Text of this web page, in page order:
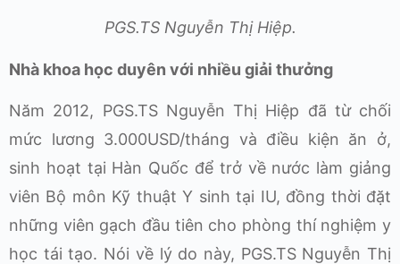
PGS.TS Nguyễn Thị Hiệp.
Nhà khoa học duyên với nhiều giải thưởng
Năm 2012, PGS.TS Nguyễn Thị Hiệp đã từ chối
mức lương 3.000USD/tháng và điều kiện ăn ở,
sinh hoạt tại Hàn Quốc để trở về nước làm giảng
viên Bộ môn Kỹ thuật Y sinh tại IU, đồng thời đặt
những viên gạch đầu tiên cho phòng thí nghiệm y
học tái tạo. Nói về lý do này, PGS.TS Nguyễn Thị